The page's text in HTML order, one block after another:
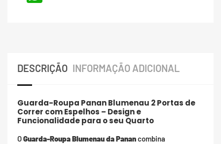
DESCRIÇÃO INFORMAÇÃO ADICIONAL
Guarda-Roupa Panan Blumenau 2 Portas de
Correr com Espelhos – Design e
Funcionalidade para o seu Quarto
OGuarda-Roupa Blumenau da Panancombina